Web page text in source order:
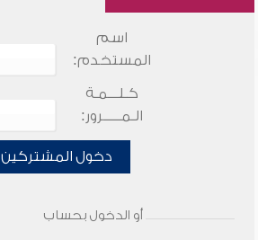
اسم
المستخدم:
كـلـــمـة
الـمـــــرور:
دخول المشتركين
أو الدخول بحساب